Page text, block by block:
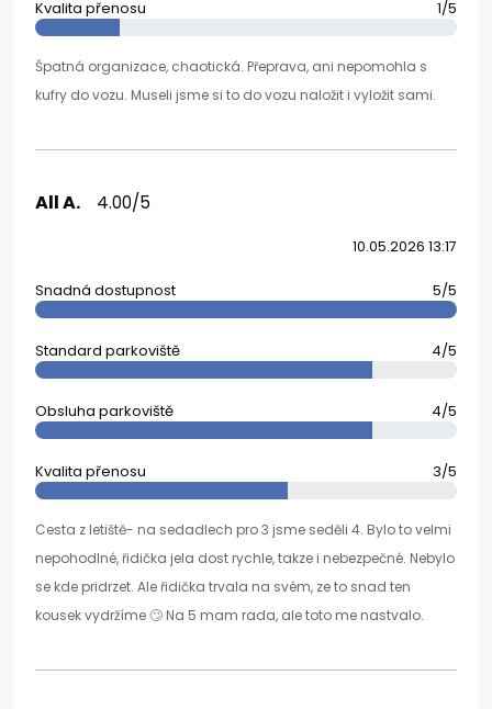
Kvalita přenosu 1/5
Špatná organizace, chaotická. Přeprava, ani nepomohla s
kufry do vozu. Museli jsme si to do vozu naložit i vyložit sami.
All A. 4.00/5
10.05.2026 13:17
Snadná dostupnost 5/5
Standard parkoviště 4/5
Obsluha parkoviště 4/5
Kvalita přenosu 3/5
Cesta z letiště- na sedadlech pro 3 jsme seděli 4. Bylo to velmi
nepohodlné, řidička jela dost rychle, takze i nebezpečné. Nebylo
se kde pridrzet. Ale řidička trvala na svém, ze to snad ten
kousek vydržíme 🙄 Na 5 mam rada, ale toto me nastvalo.